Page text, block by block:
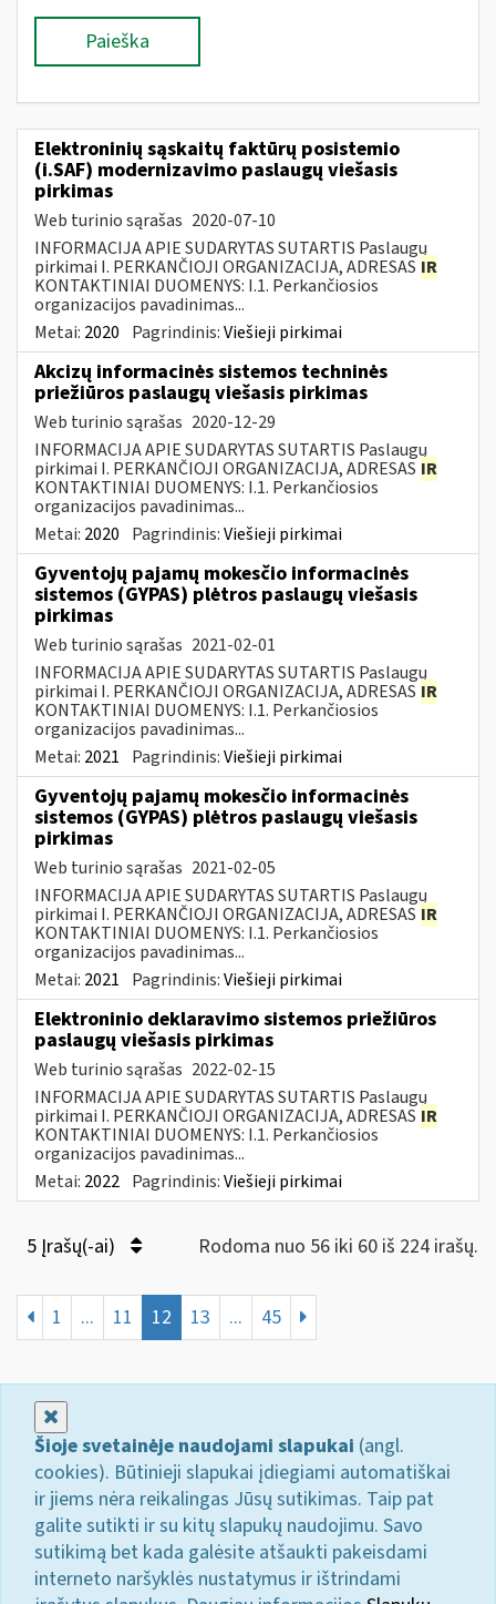
Paieška
Elektroninių sąskaitų faktūrų posistemio
(i.SAF) modernizavimo paslaugų viešasis
pirkimas
Web turinio sąrašas 2020-07-10
INFORMACIJA APIE SUDARYTAS SUTARTIS Paslaugų
pirkimai I. PERKANČIOJI ORGANIZACIJA, ADRESAS IR
KONTAKTINIAI DUOMENYS: I.1. Perkančiosios
organizacijos pavadinimas...
Metai: 2020 Pagrindinis:Viešieji pirkimai
Akcizų informacinės sistemos techninės
priežiūros paslaugų viešasis pirkimas
Web turinio sąrašas 2020-12-29
INFORMACIJA APIE SUDARYTAS SUTARTIS Paslaugų
pirkimai I. PERKANČIOJI ORGANIZACIJA, ADRESAS IR
KONTAKTINIAI DUOMENYS: I.1. Perkančiosios
organizacijos pavadinimas...
Metai: 2020 Pagrindinis:Viešieji pirkimai
Gyventojų pajamų mokesčio informacinės
sistemos (GYPAS) plėtros paslaugų viešasis
pirkimas
Web turinio sąrašas 2021-02-01
INFORMACIJA APIE SUDARYTAS SUTARTIS Paslaugų
pirkimai I. PERKANČIOJI ORGANIZACIJA, ADRESAS IR
KONTAKTINIAI DUOMENYS: I.1. Perkančiosios
organizacijos pavadinimas...
Metai: 2021 Pagrindinis:Viešieji pirkimai
Gyventojų pajamų mokesčio informacinės
sistemos (GYPAS) plėtros paslaugų viešasis
pirkimas
Web turinio sąrašas 2021-02-05
INFORMACIJA APIE SUDARYTAS SUTARTIS Paslaugų
pirkimai I. PERKANČIOJI ORGANIZACIJA, ADRESAS IR
KONTAKTINIAI DUOMENYS: I.1. Perkančiosios
organizacijos pavadinimas...
Metai: 2021 Pagrindinis:Viešieji pirkimai
Elektroninio deklaravimo sistemos priežiūros
paslaugų viešasis pirkimas
Web turinio sąrašas 2022-02-15
INFORMACIJA APIE SUDARYTAS SUTARTIS Paslaugų
pirkimai I. PERKANČIOJI ORGANIZACIJA, ADRESAS IR
KONTAKTINIAI DUOMENYS: I.1. Perkančiosios
organizacijos pavadinimas...
Metai: 2022 Pagrindinis:Viešieji pirkimai
5 Įrašų(-ai) Rodoma nuo 56 iki 60 iš 224 irašų.
1 ... 11 12 13 ... 45
Šioje svetainėje naudojami slapukai (angl.
cookies). Būtinieji slapukai įdiegiami automatiškai
ir jiems nėra reikalingas Jūsų sutikimas. Taip pat
galite sutikti ir su kitų slapukų naudojimu. Savo
sutikimą bet kada galėsite atšaukti pakeisdami
interneto naršyklės nustatymus ir ištrindami